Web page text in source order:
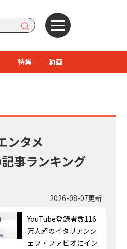
特集 動画
ンタメ
事ランキング
2026-08-07更新
YouTube登録者数116
万人超のイタリアンシ
ェフ・ファビオにイン